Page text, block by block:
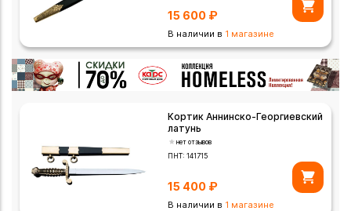
15 600 ₽
В наличии в 1 магазине
Кортик Аннинско-Георгиевский
латунь
нет отзывов
ПНТ:141715
15 400 ₽
В наличии в 1 магазине